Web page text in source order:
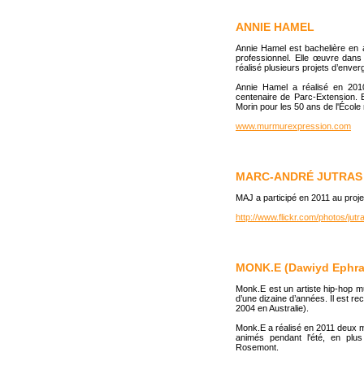
ANNIE HAMEL
Annie Hamel est bachelière en
professionnel. Elle œuvre
réalisé plusieurs projets
Annie Hamel a réalisé en
centenaire de Parc-Extension.
Morin pour les 50 ans de
www.murmurexpression.com
MARC-ANDRÉ
MAJ a participé en 2011 au
http://www.flickr.com/photos/
MONK.E (Dawiyd
Monk.E est un artiste hip-hop
d’une dizaine d’années. Il est
2004 en Australie).
Monk.E a réalisé en 2011 deux
animés pendant l'été, en
Rosemont.